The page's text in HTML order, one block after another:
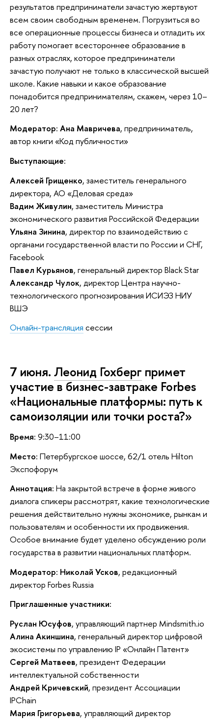
результатов предприниматели зачастую жертвуют
всем своим свободным временем. Погрузиться во
все операционные процессы бизнеса и отладить их
работу помогает всестороннее образование в
разных отраслях, которое предприниматели
зачастую получают не только в классической высшей
школе. Какие навыки и какое образование
понадобится предпринимателям, скажем, через 10–
20 лет?
Модератор: Ана Мавричева, предприниматель,
автор книги «Код публичности»
Выступающие:
Алексей Грищенко, заместитель генерального
директора, АО «Деловая среда»
Вадим Живулин, заместитель Министра
экономического развития Российской Федерации
Ульяна Зинина, директор по взаимодействию с
органами государственной власти по России и СНГ,
Facebook
Павел Курьянов, генеральный директор Black Star
Александр Чулок, директор Центра научно-
технологического прогнозирования ИСИЭЗ НИУ
ВШЭ
Онлайн-трансляция сессии
7 июня. Леонид Гохберг примет
участие в бизнес-завтраке Forbes
«Национальные платформы: путь к
самоизоляции или точки роста?»
Время: 9:30–11:00
Место: Петербургское шоссе, 62/1 отель Hilton
Экспофорум
Аннотация: На закрытой встрече в форме живого
диалога спикеры рассмотрят, какие технологические
решения действительно нужны экономике, рынкам и
пользователям и особенности их продвижения.
Особое внимание будет уделено обсуждению роли
государства в развитии национальных платформ.
Модератор: Николай Усков, редакционный
директор Forbes Russia
Приглашенные участники:
Руслан Юсуфов, управляющий партнер Mindsmith.io
Алина Акиншина, генеральный директор цифровой
экосистемы по управлению IP «Онлайн Патент»
Сергей Матвеев, президент Федерации
интеллектуальной собственности
Андрей Кричевский, президент Ассоциации
IPChain
Мария Григорьева, управляющий директор